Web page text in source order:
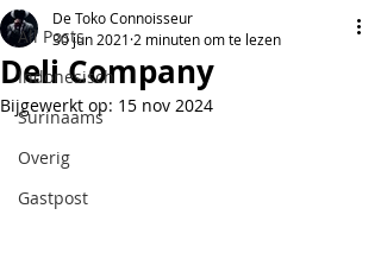
All Posts
Indonesisch
Surinaams
Overig
Gastpost
Deli Company
De Toko Connoisseur
30 jun 2021 2 minuten om te lezen
Bijgewerkt op: 15 nov 2024